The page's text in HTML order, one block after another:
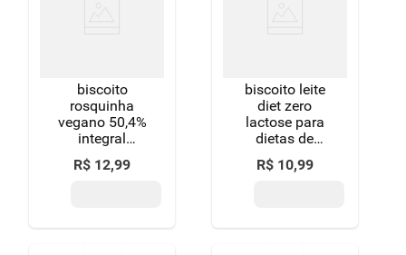
biscoito
rosquinha
vegano 50,4%
integral
chocolate sem
adição de
R$ 12,99
biscoito leite
diet zero
lactose para
dietas de
ingestão
controlada de
R$ 10,99